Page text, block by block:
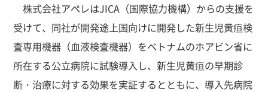
株式会社アペレはJICA（国際協力機構）からの支援を
受けて、同社が開発途上国向けに開発した新生児黄疸検
査専用機器（血液検査機器）をベトナムのホアビン省に
所在する公立病院に試験導入し、新生児黄疸の早期診
断・治療に対する効果を実証するとともに、導入先病院